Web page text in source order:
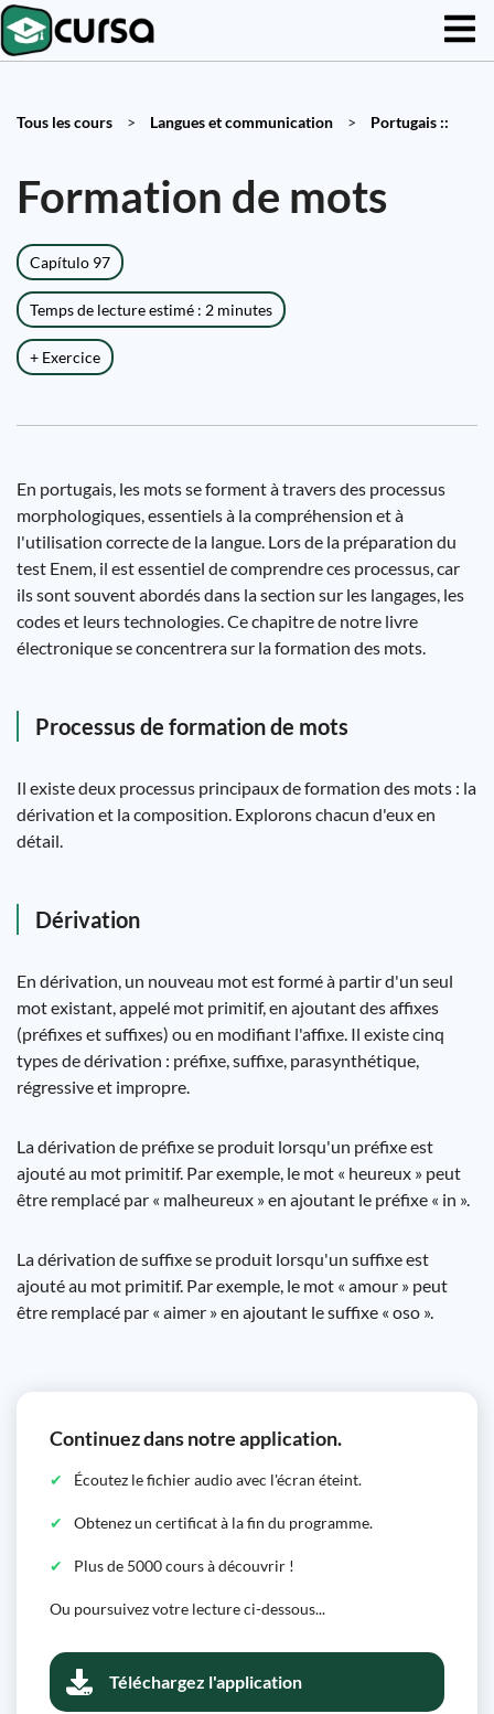
Tous les cours > Langues et communication > Portugais ::
Formation de mots
Capítulo 97
Temps de lecture estimé : 2 minutes
+ Exercice
En portugais, les mots se forment à travers des processus
morphologiques, essentiels à la compréhension et à
l'utilisation correcte de la langue. Lors de la préparation du
test Enem, il est essentiel de comprendre ces processus, car
ils sont souvent abordés dans la section sur les langages, les
codes et leurs technologies. Ce chapitre de notre livre
électronique se concentrera sur la formation des mots.
Processus de formation de mots
Il existe deux processus principaux de formation des mots : la
dérivation et la composition. Explorons chacun d'eux en
détail.
Dérivation
En dérivation, un nouveau mot est formé à partir d'un seul
mot existant, appelé mot primitif, en ajoutant des affixes
(préfixes et suffixes) ou en modifiant l'affixe. Il existe cinq
types de dérivation : préfixe, suffixe, parasynthétique,
régressive et impropre.
La dérivation de préfixe se produit lorsqu'un préfixe est
ajouté au mot primitif. Par exemple, le mot « heureux » peut
être remplacé par « malheureux » en ajoutant le préfixe « in ».
La dérivation de suffixe se produit lorsqu'un suffixe est
ajouté au mot primitif. Par exemple, le mot « amour » peut
être remplacé par « aimer » en ajoutant le suffixe « oso ».
Continuez dans notre application.
Écoutez le fichier audio avec l'écran éteint.
Obtenez un certificat à la fin du programme.
Plus de 5000 cours à découvrir !
Ou poursuivez votre lecture ci-dessous...
Téléchargez l'application